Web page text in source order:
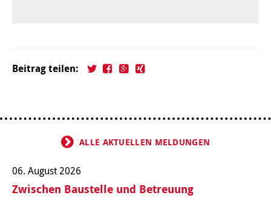
Beitrag teilen:
ALLE AKTUELLEN MELDUNGEN
06. August 2026
Zwischen Baustelle und Betreuung